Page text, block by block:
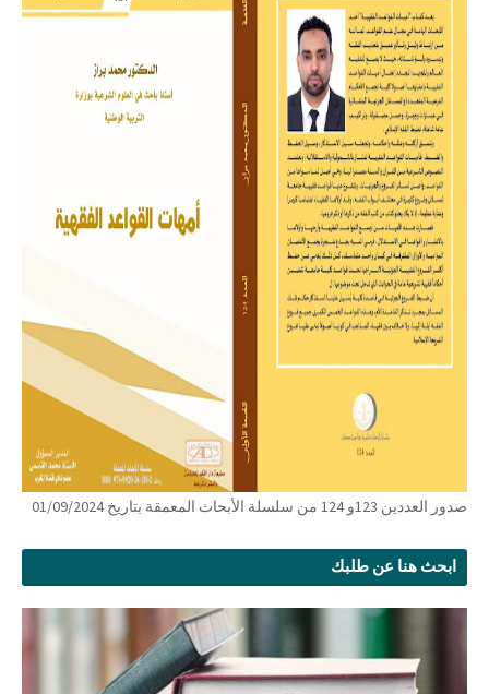
صدور العددين 123و 124 من سلسلة الأبحاث المعمقة بتاريخ 01/09/2024
ابحث هنا عن طلبك